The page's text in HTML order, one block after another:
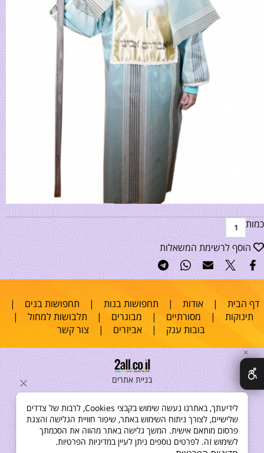
כמות
הוסף לרשימת המשאלות
דף הבית |אודות | תחפושות בנות | תחפושות בנים |
תינוקות | מסורתיים | מבוגרים | תלבושות למחול |
בובות ענק |אביזרים | צור קשר
בניית אתרים
✕
לידיעתך, באתרנו נעשה שימוש בקבצי Cookies, לרבות של צדדים
שלישיים, לצורך ניתוח השימוש באתר, שיפור חוויית הגלישה והצגת
פרסום מותאם אישית. המשך גלישה באתר מהווה את הסכמתך
לשימוש זה. לפרטים נוספים ניתן לעיין במדיניות הפרטיות.